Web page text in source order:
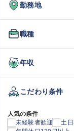
勤務地
職種
年収
こだわり条件
人気の条件
未経験者歓迎
土